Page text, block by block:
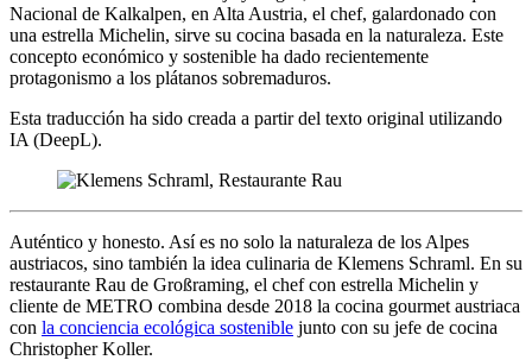
Nacional de Kalkalpen, en Alta Austria, el chef, galardonado con
una estrella Michelin, sirve su cocina basada en la naturaleza. Este
concepto económico y sostenible ha dado recientemente
protagonismo a los plátanos sobremaduros.
Esta traducción ha sido creada a partir del texto original utilizando
IA (DeepL).
Auténtico y honesto. Así es no solo la naturaleza de los Alpes
austriacos, sino también la idea culinaria de Klemens Schraml. En su
restaurante Rau de Großraming, el chef con estrella Michelin y
cliente de METRO combina desde 2018 la cocina gourmet austriaca
con la conciencia ecológica sostenible junto con su jefe de cocina
Christopher Koller.